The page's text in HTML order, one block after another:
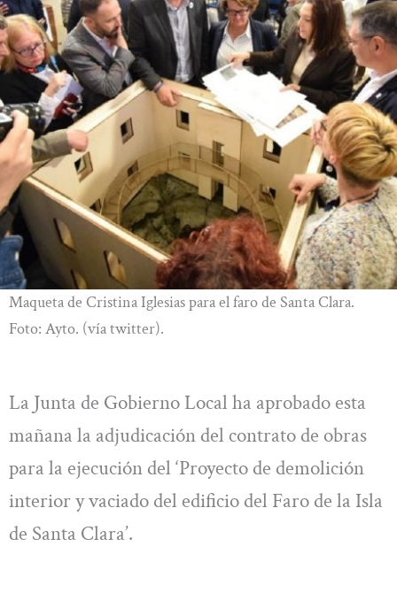
Maqueta de Cristina Iglesias para el faro de Santa Clara.
Foto: Ayto. (vía twitter).
La Junta de Gobierno Local ha aprobado esta
mañana la adjudicación del contrato de obras
para la ejecución del ‘Proyecto de demolición
interior y vaciado del edificio del Faro de la Isla
de Santa Clara’.